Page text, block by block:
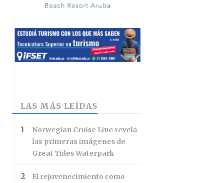
LAS MÁS LEÍDAS
Norwegian Cruise Line revela
las primeras imágenes de
Great Tides Waterpark
El rejuvenecimiento como